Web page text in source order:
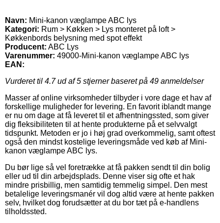
Navn: Mini-kanon væglampe ABC lys
Kategori: Rum > Køkken > Lys monteret på loft >
Køkkenbords belysning med spot effekt
Producent: ABC Lys
Varenummer: 49000-Mini-kanon væglampe ABC lys
EAN:
Vurderet til 4.7ud af 5 stjerner baseret på 49 anmeldelser
Masser af online virksomheder tilbyder i vore dage et hav af
forskellige muligheder for levering. En favorit iblandt mange
er nu om dage at få leveret til et afhentningssted, som giver
dig fleksibiliteten til at hente produkterne på et selvvalgt
tidspunkt. Metoden er jo i høj grad overkommelig, samt oftest
også den mindst kostelige leveringsmåde ved køb af Mini-
kanon væglampe ABC lys.
Du bør lige så vel foretrække at få pakken sendt til din bolig
eller ud til din arbejdsplads. Denne viser sig ofte et hak
mindre prisbillig, men samtidig temmelig simpel. Den mest
betalelige leveringsmanér vil dog altid være at hente pakken
selv, hvilket dog forudsætter at du bor tæt på e-handlens
tilholdssted.